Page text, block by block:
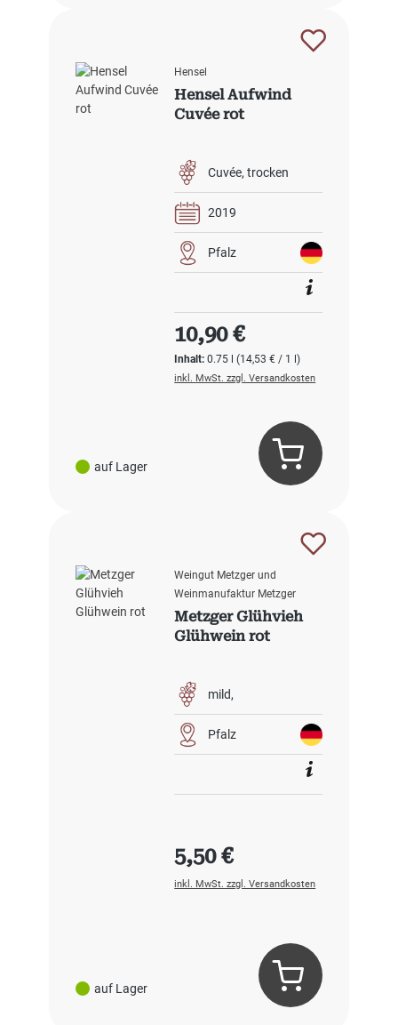
auf Lager
Hensel
Hensel Aufwind
Cuvée rot
Cuvée trocken
2019
Pfalz
Inhalt:0.75 l(14,53 € / 1 l)
Regulärer Preis:
10,90 €
inkl. MwSt. zzgl. Versandkosten
auf Lager
Weingut Metzger und
Weinmanufaktur Metzger
Metzger Glühvieh
Glühwein rot
mild
Pfalz
Regulärer Preis:
5,50 €
inkl. MwSt. zzgl. Versandkosten